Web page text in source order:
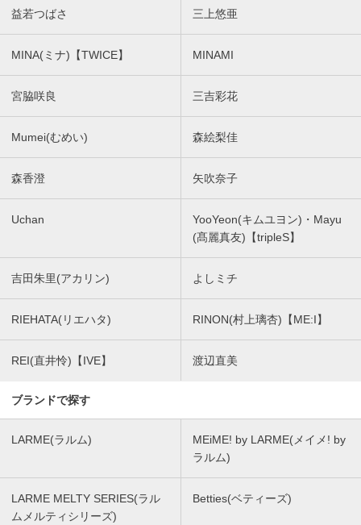
益若つばさ 三上悠亜
MINA(ミナ)【TWICE】 MINAMI
宮脇咲良 三吉彩花
Mumei(むめい) 森絵梨佳
森香澄 矢吹奈子
Uchan
YooYeon(キムユヨン)・Mayu
(髙麗真友)【tripleS】
吉田朱里(アカリン) よしミチ
RIEHATA(リエハタ) RINON(村上璃杏)【ME:I】
REI(直井怜)【IVE】 渡辺直美
ブランドで探す
LARME(ラルム)
MEiME! by LARME(メイメ! by
ラルム)
LARME MELTY SERIES(ラル
ムメルティシリーズ)
Betties(ベティーズ)